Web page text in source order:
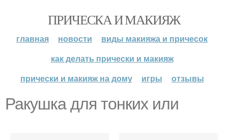
ПРИЧЕСКА И МАКИЯЖ
главная новости
виды макияжа и причесок
как делать прически и макияж
прически и макияж на дому
игры отзывы
Ракушка для тонких или